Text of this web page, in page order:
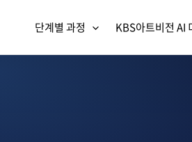
단계별 과정 KBS아트비전 AI